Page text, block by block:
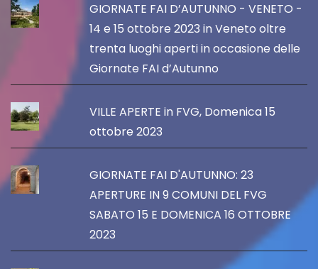
GIORNATE FAI D’AUTUNNO - VENETO -
14 e 15 ottobre 2023 in Veneto oltre
trenta luoghi aperti in occasione delle
Giornate FAI d’Autunno
VILLE APERTE in FVG, Domenica 15
ottobre 2023
GIORNATE FAI D'AUTUNNO: 23
APERTURE IN 9 COMUNI DEL FVG
SABATO 15 E DOMENICA 16 OTTOBRE
2023